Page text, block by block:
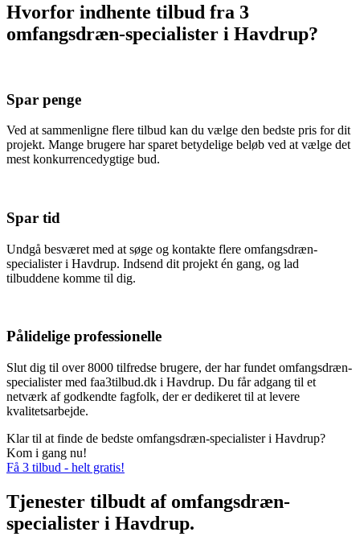
Hvorfor indhente tilbud fra 3
omfangsdræn-specialister i Havdrup?
Spar penge
Ved at sammenligne flere tilbud kan du vælge den bedste pris for dit
projekt. Mange brugere har sparet betydelige beløb ved at vælge det
mest konkurrencedygtige bud.
Spar tid
Undgå besværet med at søge og kontakte flere omfangsdræn-
specialister i Havdrup. Indsend dit projekt én gang, og lad
tilbuddene komme til dig.
Pålidelige professionelle
Slut dig til over 8000 tilfredse brugere, der har fundet omfangsdræn-
specialister med faa3tilbud.dk i Havdrup. Du får adgang til et
netværk af godkendte fagfolk, der er dedikeret til at levere
kvalitetsarbejde.
Klar til at finde de bedste omfangsdræn-specialister i Havdrup?
Kom i gang nu!
Få 3 tilbud - helt gratis!
Tjenester tilbudt af omfangsdræn-
specialister i Havdrup.